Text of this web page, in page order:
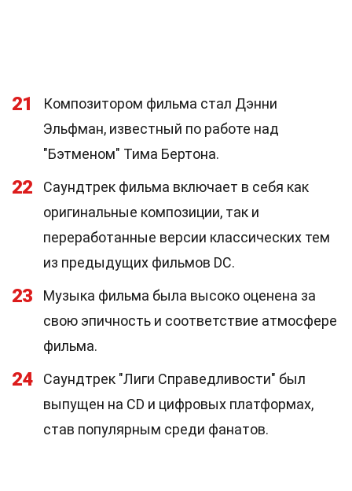
21
Композитором фильма стал Дэнни
Эльфман, известный по работе над
"Бэтменом" Тима Бертона.
22
Саундтрек фильма включает в себя как
оригинальные композиции, так и
переработанные версии классических тем
из предыдущих фильмов DC.
23
Музыка фильма была высоко оценена за
свою эпичность и соответствие атмосфере
фильма.
24
Саундтрек "Лиги Справедливости" был
выпущен на CD и цифровых платформах,
став популярным среди фанатов.